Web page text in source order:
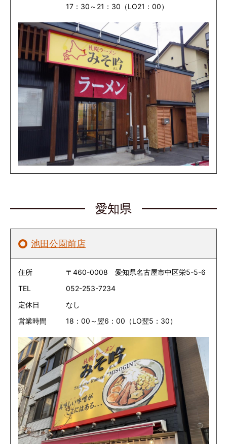
17：30～21：30（LO21：00）
愛知県
池田公園前店
住所
〒460-0008 愛知県名古屋市中区栄5-5-6
TEL
052-253-7234
定休日
なし
営業時間
18：00～翌6：00（LO翌5：30）